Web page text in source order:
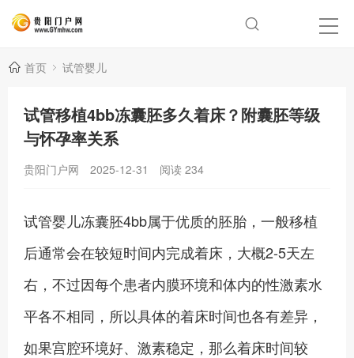
首页 试管婴儿
试管移植4bb冻囊胚多久着床？附囊胚等级
与怀孕率关系
贵阳门户网 2025-12-31 阅读 234
试管婴儿冻囊胚4bb属于优质的胚胎，一般移植
后通常会在较短时间内完成着床，大概2-5天左
右，不过因每个患者内膜环境和体内的性激素水
平各不相同，所以具体的着床时间也各有差异，
如果宫腔环境好、激素稳定，那么着床时间较